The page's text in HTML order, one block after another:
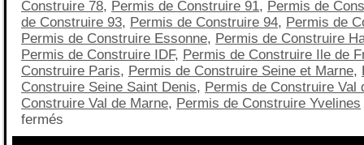
Construire 78, Permis de Construire 91, Permis de
de Construire 93, Permis de Construire 94, Permis de
Permis de Construire Essonne, Permis de Construire
Permis de Construire IDF, Permis de Construire Ile de
Construire Paris, Permis de Construire Seine et Marne,
Construire Seine Saint Denis, Permis de Construire Val
Construire Val de Marne, Permis de Construire Yvelines
fermés